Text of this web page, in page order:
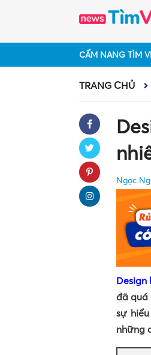
CẨM NANG TÌM
TRANG CHỦ
Ngọc
Design
đã quá
sự
những